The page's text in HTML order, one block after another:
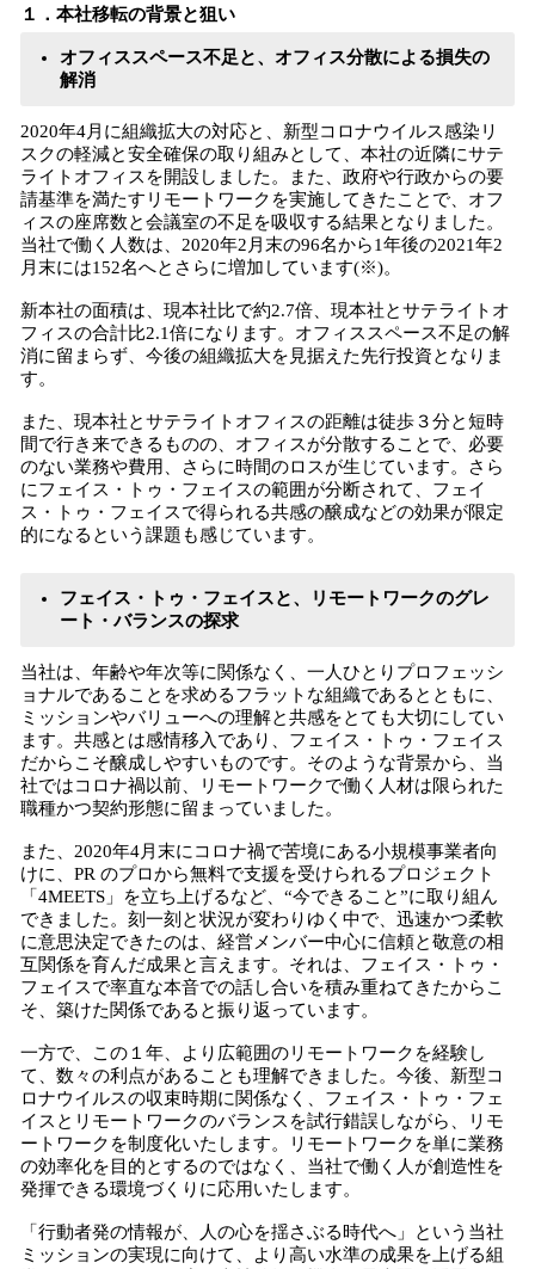
中
す
１．本社移転の背景と狙い
オフィススペース不足と、オフィス分散による損失の
解消
2020年4月に組織拡大の対応と、新型コロナウイルス感染リ
スクの軽減と安全確保の取り組みとして、本社の近隣にサテ
ライトオフィスを開設しました。また、政府や行政からの要
請基準を満たすリモートワークを実施してきたことで、オフ
ィスの座席数と会議室の不足を吸収する結果となりました。
当社で働く人数は、2020年2月末の96名から1年後の2021年2
月末には152名へとさらに増加しています(※)。
新本社の面積は、現本社比で約2.7倍、現本社とサテライトオ
フィスの合計比2.1倍になります。オフィススペース不足の解
消に留まらず、今後の組織拡大を見据えた先行投資となりま
す。
また、現本社とサテライトオフィスの距離は徒歩３分と短時
間で行き来できるものの、オフィスが分散することで、必要
のない業務や費用、さらに時間のロスが生じています。さら
にフェイス・トゥ・フェイスの範囲が分断されて、フェイ
ス・トゥ・フェイスで得られる共感の醸成などの効果が限定
的になるという課題も感じています。
フェイス・トゥ・フェイスと、リモートワークのグレ
ート・バランスの探求
当社は、年齢や年次等に関係なく、一人ひとりプロフェッシ
ョナルであることを求めるフラットな組織であるとともに、
ミッションやバリューへの理解と共感をとても大切にしてい
ます。共感とは感情移入であり、フェイス・トゥ・フェイス
だからこそ醸成しやすいものです。そのような背景から、当
社ではコロナ禍以前、リモートワークで働く人材は限られた
職種かつ契約形態に留まっていました。
また、2020年4月末にコロナ禍で苦境にある小規模事業者向
けに、PR のプロから無料で支援を受けられるプロジェクト
「4MEETS」を立ち上げるなど、“今できること”に取り組ん
できました。刻一刻と状況が変わりゆく中で、迅速かつ柔軟
に意思決定できたのは、経営メンバー中心に信頼と敬意の相
互関係を育んだ成果と言えます。それは、フェイス・トゥ・
フェイスで率直な本音での話し合いを積み重ねてきたからこ
そ、築けた関係であると振り返っています。
一方で、この１年、より広範囲のリモートワークを経験し
て、数々の利点があることも理解できました。今後、新型コ
ロナウイルスの収束時期に関係なく、フェイス・トゥ・フェ
イスとリモートワークのバランスを試行錯誤しながら、リモ
ートワークを制度化いたします。リモートワークを単に業務
の効率化を目的とするのではなく、当社で働く人が創造性を
発揮できる環境づくりに応用いたします。
「行動者発の情報が、人の心を揺さぶる時代へ」という当社
ミッションの実現に向けて、より高い水準の成果を上げる組